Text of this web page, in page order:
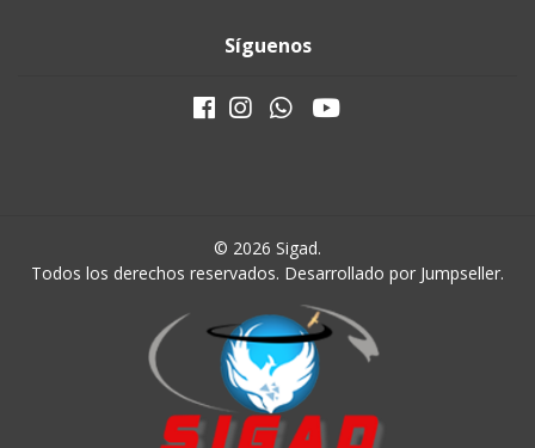
Síguenos
© 2026 Sigad.
Todos los derechos reservados. Desarrollado por Jumpseller.